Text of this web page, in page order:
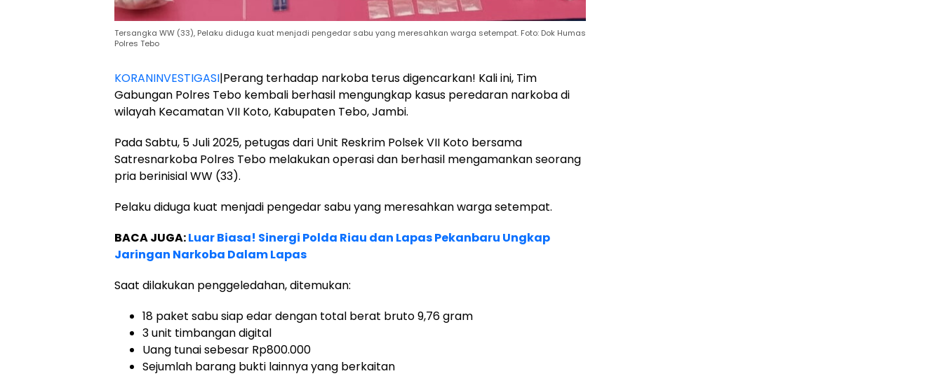
Tersangka WW (33), Pelaku diduga kuat menjadi pengedar sabu yang meresahkan warga setempat. Foto: Dok Humas
Polres Tebo
KORANINVESTIGASI|Perang terhadap narkoba terus digencarkan! Kali ini, Tim
Gabungan Polres Tebo kembali berhasil mengungkap kasus peredaran narkoba di
wilayah Kecamatan VII Koto, Kabupaten Tebo, Jambi.
Pada Sabtu, 5 Juli 2025, petugas dari Unit Reskrim Polsek VII Koto bersama
Satresnarkoba Polres Tebo melakukan operasi dan berhasil mengamankan seorang
pria berinisial WW (33).
Pelaku diduga kuat menjadi pengedar sabu yang meresahkan warga setempat.
BACA JUGA:Luar Biasa! Sinergi Polda Riau dan Lapas Pekanbaru Ungkap
Jaringan Narkoba Dalam Lapas
Saat dilakukan penggeledahan, ditemukan:
18 paket sabu siap edar dengan total berat bruto 9,76 gram
3 unit timbangan digital
Uang tunai sebesar Rp800.000
Sejumlah barang bukti lainnya yang berkaitan